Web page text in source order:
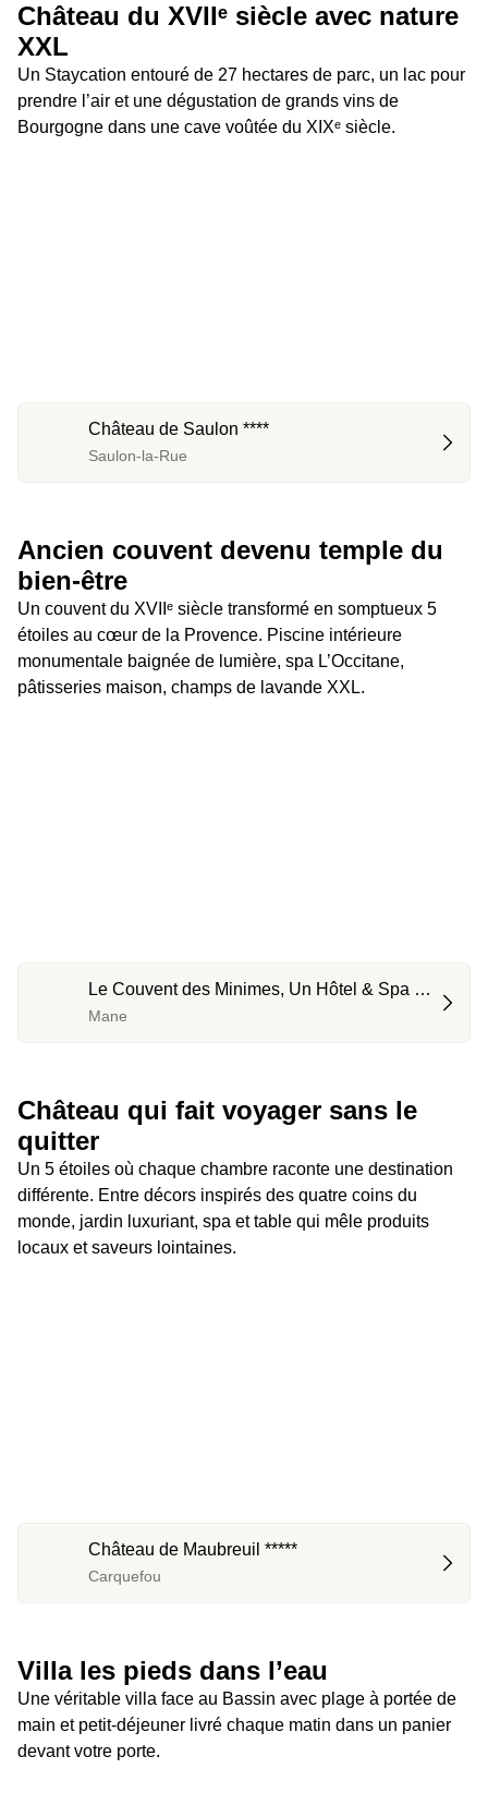
Château du XVIIᵉ siècle avec nature
XXL
Un Staycation entouré de 27 hectares de parc, un lac pour
prendre l’air et une dégustation de grands vins de
Bourgogne dans une cave voûtée du XIXᵉ siècle.
Château de Saulon ****
Saulon-la-Rue
Ancien couvent devenu temple du
bien-être
Un couvent du XVIIᵉ siècle transformé en somptueux 5
étoiles au cœur de la Provence. Piscine intérieure
monumentale baignée de lumière, spa L’Occitane,
pâtisseries maison, champs de lavande XXL.
Le Couvent des Minimes, Un Hôtel & Spa
L’Occitane en Provence *****
Mane
Château qui fait voyager sans le
quitter
Un 5 étoiles où chaque chambre raconte une destination
différente. Entre décors inspirés des quatre coins du
monde, jardin luxuriant, spa et table qui mêle produits
locaux et saveurs lointaines.
Château de Maubreuil *****
Carquefou
Villa les pieds dans l’eau
Une véritable villa face au Bassin avec plage à portée de
main et petit-déjeuner livré chaque matin dans un panier
devant votre porte.